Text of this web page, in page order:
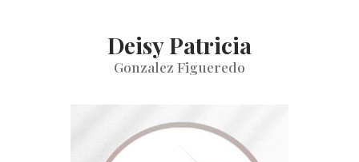
Deisy Patricia
Gonzalez Figueredo